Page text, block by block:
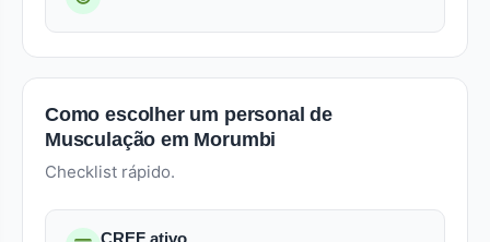
Como escolher um personal de
Musculação em Morumbi
Checklist rápido.
CREF ativo